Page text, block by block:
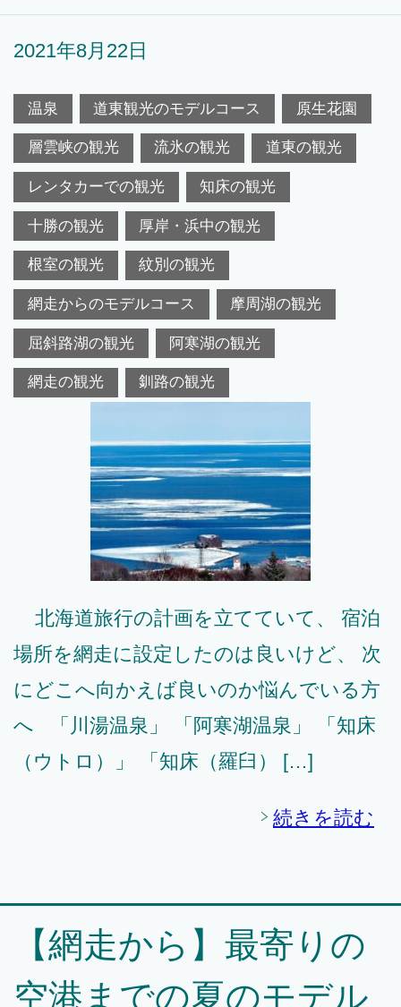
2021年8月22日
温泉 道東観光のモデルコース 原生花園
層雲峡の観光 流氷の観光 道東の観光
レンタカーでの観光 知床の観光
十勝の観光 厚岸・浜中の観光
根室の観光 紋別の観光
網走からのモデルコース 摩周湖の観光
屈斜路湖の観光 阿寒湖の観光
網走の観光 釧路の観光
北海道旅行の計画を立てていて、 宿泊
場所を網走に設定したのは良いけど、 次
にどこへ向かえば良いのか悩んでいる方
へ 「川湯温泉」 「阿寒湖温泉」 「知床
（ウトロ）」 「知床（羅臼） […]
続きを読む
【網走から】最寄りの
空港までの夏のモデル